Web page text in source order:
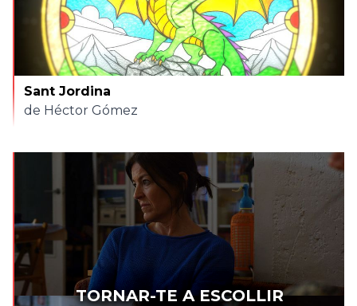
Sant Jordina
de Héctor Gómez
TORNAR-TE A ESCOLLIR